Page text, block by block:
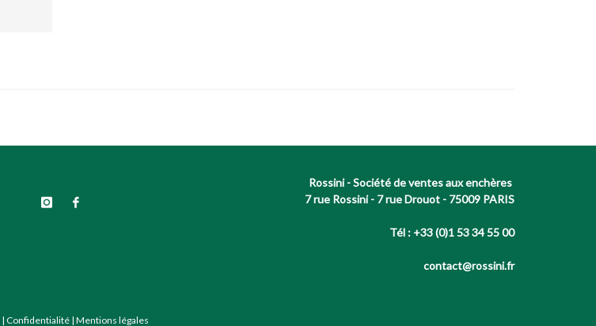
Rossini - Société de ventes aux enchères
7 rue Rossini - 7 rue Drouot - 75009 PARIS
Tél : +33 (0)1 53 34 55 00
contact@rossini.fr
| Confidentialité | Mentions légales